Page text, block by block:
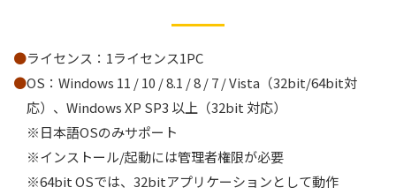
ライセンス：1ライセンス1PC
OS：Windows 11 / 10 / 8.1 / 8 / 7 / Vista（32bit/64bit対
応）、Windows XP SP3 以上（32bit 対応）
※日本語OSのみサポート
※インストール/起動には管理者権限が必要
※64bit OSでは、32bitアプリケーションとして動作